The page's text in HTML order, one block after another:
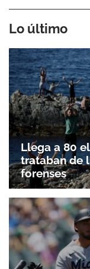
Lo último
Llega a 80
trataban de
forenses